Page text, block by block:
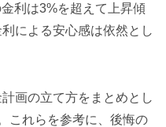
利は3%を超えて上昇傾
による安心感は依然とし
画の立て方をまとめとし
これらを参考に、後悔の